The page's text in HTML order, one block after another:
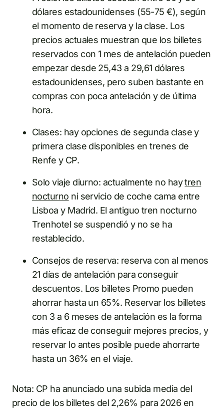
dólares estadounidenses (55-75 €), según
el momento de reserva y la clase. Los
precios actuales muestran que los billetes
reservados con 1 mes de antelación pueden
empezar desde 25,43 a 29,61 dólares
estadounidenses, pero suben bastante en
compras con poca antelación y de última
hora.
Clases: hay opciones de segunda clase y
primera clase disponibles en trenes de
Renfe y CP.
Solo viaje diurno: actualmente no haytren
nocturno ni servicio de coche cama entre
Lisboa y Madrid. El antiguo tren nocturno
Trenhotel se suspendió y no se ha
restablecido.
Consejos de reserva: reserva con al menos
21 días de antelación para conseguir
descuentos. Los billetes Promo pueden
ahorrar hasta un 65%. Reservar los billetes
con 3 a 6 meses de antelación es la forma
más eficaz de conseguir mejores precios, y
reservar lo antes posible puede ahorrarte
hasta un 36% en el viaje.
Nota: CP ha anunciado una subida media del
precio de los billetes del 2,26% para 2026 en